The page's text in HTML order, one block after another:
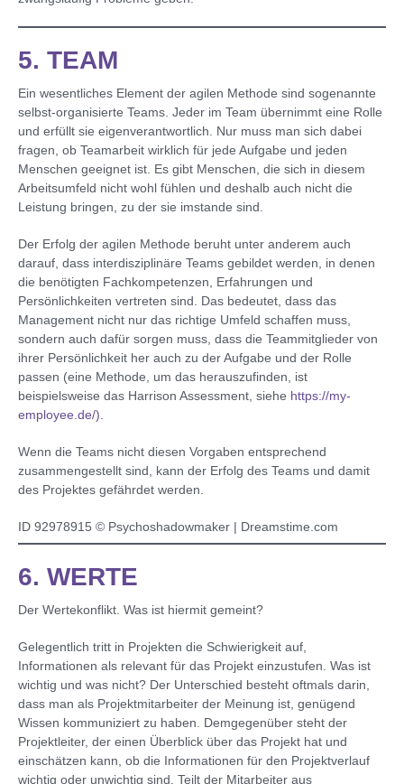
5. TEAM
Ein wesentliches Element der agilen Methode sind sogenannte
selbst-organisierte Teams. Jeder im Team übernimmt eine Rolle
und erfüllt sie eigenverantwortlich. Nur muss man sich dabei
fragen, ob Teamarbeit wirklich für jede Aufgabe und jeden
Menschen geeignet ist. Es gibt Menschen, die sich in diesem
Arbeitsumfeld nicht wohl fühlen und deshalb auch nicht die
Leistung bringen, zu der sie imstande sind.
Der Erfolg der agilen Methode beruht unter anderem auch
darauf, dass interdisziplinäre Teams gebildet werden, in denen
die benötigten Fachkompetenzen, Erfahrungen und
Persönlichkeiten vertreten sind. Das bedeutet, dass das
Management nicht nur das richtige Umfeld schaffen muss,
sondern auch dafür sorgen muss, dass die Teammitglieder von
ihrer Persönlichkeit her auch zu der Aufgabe und der Rolle
passen (eine Methode, um das herauszufinden, ist
beispielsweise das Harrison Assessment, siehe https://my-
employee.de/)
Wenn die Teams nicht diesen Vorgaben entsprechend
zusammengestellt sind, kann der Erfolg des Teams und damit
des Projektes gefährdet werden.
ID 92978915 © Psychoshadowmaker | Dreamstime.com
6. WERTE
Der Wertekonflikt. Was ist hiermit gemeint?
Gelegentlich tritt in Projekten die Schwierigkeit auf,
Informationen als relevant für das Projekt einzustufen. Was ist
wichtig und was nicht? Der Unterschied besteht oftmals darin,
dass man als Projektmitarbeiter der Meinung ist, genügend
Wissen kommuniziert zu haben. Demgegenüber steht der
Projektleiter, der einen Überblick über das Projekt hat und
einschätzen kann, ob die Informationen für den Projektverlauf
wichtig oder unwichtig sind. Teilt der Mitarbeiter aus